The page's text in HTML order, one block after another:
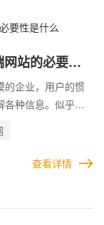
站的必要性
的企业，用户的惯
各种信息。似乎在
和大学时，都会
性和真实性，是
问官网的思维几乎
查看详情